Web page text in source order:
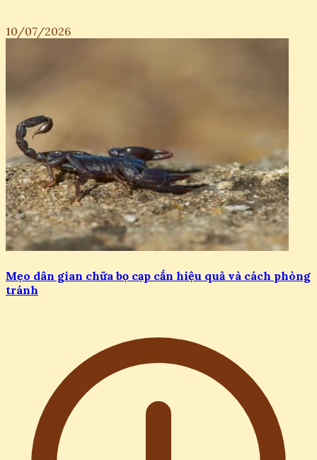
10/07/2026
Mẹo dân gian chữa bọ cạp cắn hiệu quả và cách phòng
tránh